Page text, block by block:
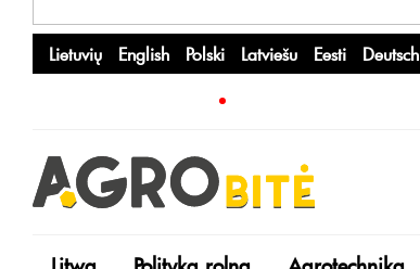
Lietuvių English Polski Latviešu Eesti Deutsch